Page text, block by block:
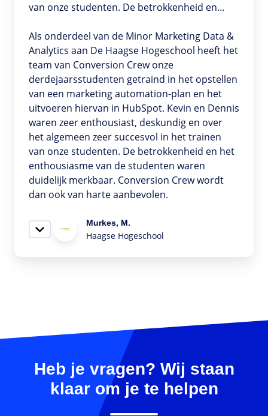
van onze studenten. De betrokkenheid en...
Als onderdeel van de Minor Marketing Data &
Analytics aan De Haagse Hogeschool heeft het
team van Conversion Crew onze
derdejaarsstudenten getraind in het opstellen
van een marketing automation-plan en het
uitvoeren hiervan in HubSpot. Kevin en Dennis
waren zeer enthousiast, deskundig en over
het algemeen zeer succesvol in het trainen
van onze studenten. De betrokkenheid en het
enthousiasme van de studenten waren
duidelijk merkbaar. Conversion Crew wordt
dan ook van harte aanbevolen.
Murkes, M.
Haagse Hogeschool
Heb je vragen? Wij staan
klaar om je te helpen